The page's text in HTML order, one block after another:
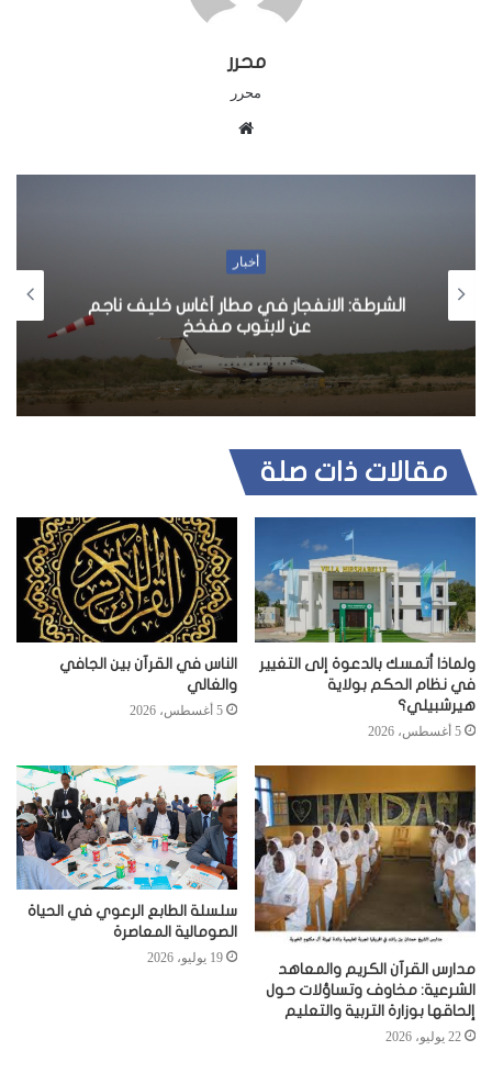
محرر
محرر
ل
ي
أخبار
الشرطة: الانفجار في مطار أغاس خليف ناجم
عن لابتوب مفخخ
مقالات ذات صلة
ولماذا أتمسك بالدعوة إلى التغيير
في نظام الحكم بولاية
هيرشبيلي؟
5 أغسطس، 2026
الناس في القرآن بين الجافي
والغالي
5 أغسطس، 2026
مدارس القرآن الكريم والمعاهد
الشرعية: مخاوف وتساؤلات حول
إلحاقها بوزارة التربية والتعليم
22 يوليو، 2026
سلسلة الطابع الرعوي في الحياة
الصومالية المعاصرة
19 يوليو، 2026